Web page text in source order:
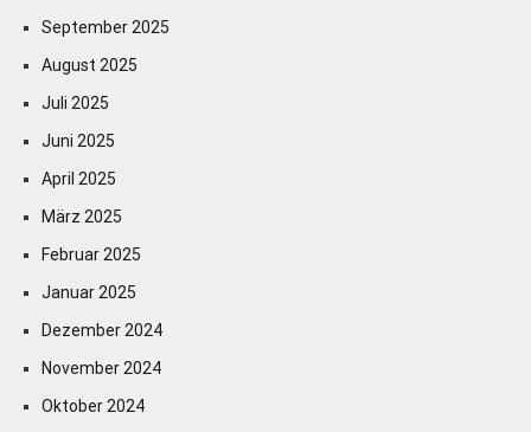
September 2025
August 2025
Juli 2025
Juni 2025
April 2025
März 2025
Februar 2025
Januar 2025
Dezember 2024
November 2024
Oktober 2024